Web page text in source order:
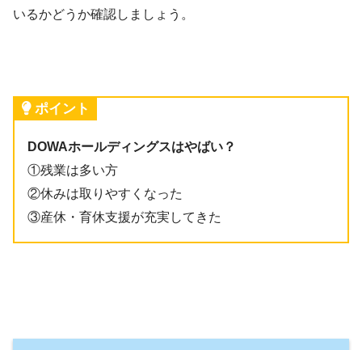
いるかどうか確認しましょう。
ポイント
DOWAホールディングスはやばい？
①残業は多い方
②休みは取りやすくなった
③産休・育休支援が充実してきた